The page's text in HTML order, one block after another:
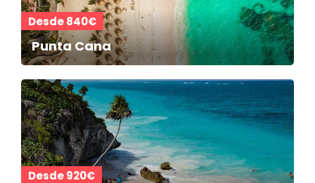
Desde 840€
Punta Cana
Desde 920€